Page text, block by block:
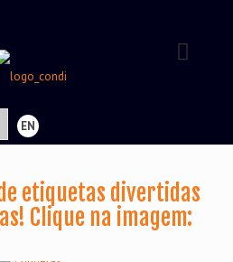
EN
etiquetas divertidas
Clique na imagem: